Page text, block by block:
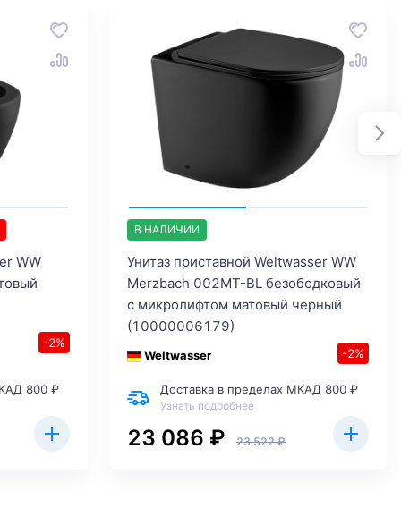
WW
-2%
800 ₽
В НАЛИЧИИ
Унитаз приставной Weltwasser WW
Merzbach 002MT-BL безободковый
с микролифтом матовый черный
(10000006179)
Weltwasser -2%
Доставка в пределах МКАД 800 ₽
Узнать подробнее
23 086 ₽ 23 522 ₽